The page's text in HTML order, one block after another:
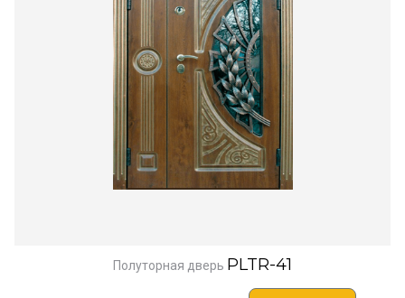
Полуторная дверь PLTR-41